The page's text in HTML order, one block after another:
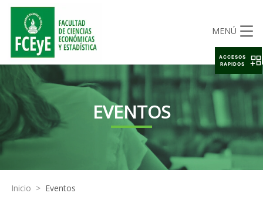
MENÚ
EVENTOS
Inicio > Eventos
ACCESOS
RAPIDOS